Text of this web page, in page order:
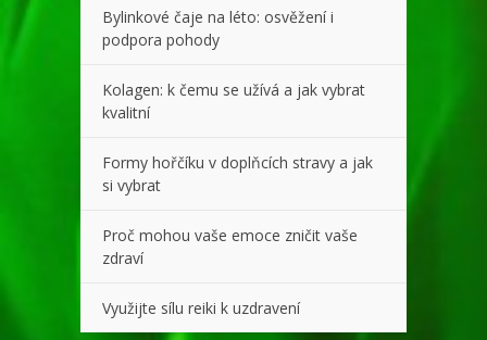
Bylinkové čaje na léto: osvěžení i
podpora pohody
Kolagen: k čemu se užívá a jak vybrat
kvalitní
Formy hořčíku v doplňcích stravy a jak
si vybrat
Proč mohou vaše emoce zničit vaše
zdraví
Využijte sílu reiki k uzdravení